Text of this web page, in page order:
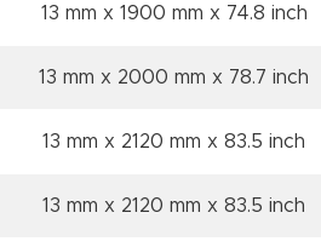
13 mm x 1900 mm x 74.8 inch
13 mm x 2000 mm x 78.7 inch
13 mm x 2120 mm x 83.5 inch
13 mm x 2120 mm x 83.5 inch